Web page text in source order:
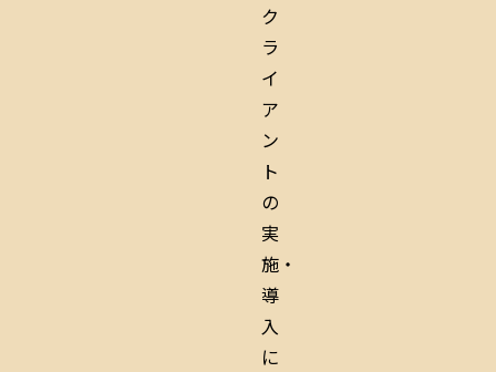
ク
ラ
イ
ア
ン
ト
の
実
施・
導
入
に